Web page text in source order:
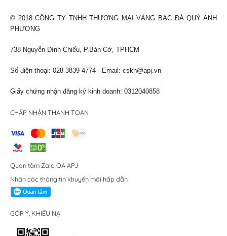
© 2018 CÔNG TY TNHH THƯƠNG MẠI VÀNG BẠC ĐÁ QUÝ ANH
PHƯƠNG
738 Nguyễn Đình Chiểu, P.Bàn Cờ, TPHCM
Số điện thoại: 028 3839 4774 - Email: cskh@apj.vn
Giấy chứng nhận đăng ký kinh doanh: 0312040858
CHẤP NHẬN THANH TOÁN
Quan tâm Zalo OA APJ
Nhận các thông tin khuyến mãi hấp dẫn
GÓP Ý, KHIẾU NẠI